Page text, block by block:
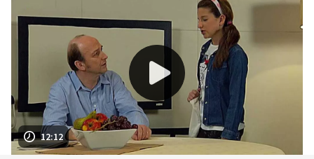
12:12